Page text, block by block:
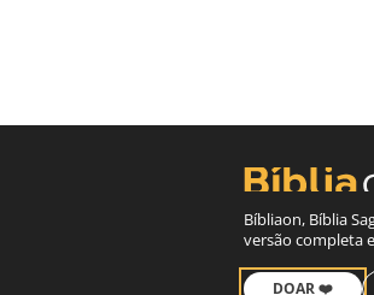
Bíbliaon, Bíblia
versão completa
DOAR ❤️